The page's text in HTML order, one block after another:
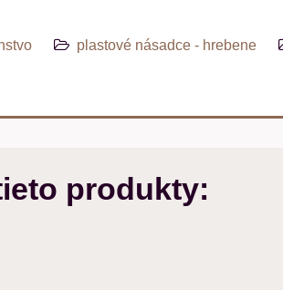
plastové násadce - hrebene
produkty: